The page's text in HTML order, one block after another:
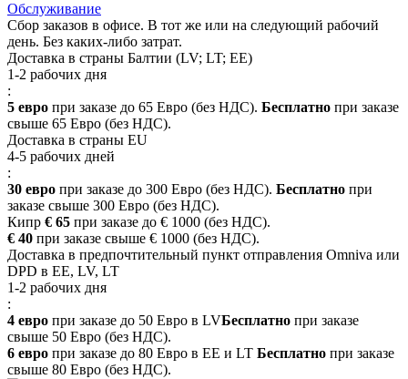
Обслуживание
Сбор заказов в офисе. В тот же или на следующий рабочий
день. Без каких-либо затрат.
Доставка в страны Балтии (LV; LT; EE)
1-2 рабочих дня
:
5 евро при заказе до 65 Евро (без НДС). Бесплатно при заказе
свыше 65 Евро (без НДС).
Доставка в страны EU
4-5 рабочих дней
:
30 евро при заказе до 300 Евро (без НДС). Бесплатно при
заказе свыше 300 Евро (без НДС).
Кипр € 65 при заказе до € 1000 (без НДС).
€ 40 при заказе свыше € 1000 (без НДС).
Доставка в предпочтительный пункт отправления Omniva или
DPD в EE, LV, LT
1-2 рабочих дня
:
4 евро при заказе до 50 Евро в LVБесплатно при заказе
свыше 50 Евро (без НДС).
6 евро при заказе до 80 Евро в EE и LT Бесплатно при заказе
свыше 80 Евро (без НДС).